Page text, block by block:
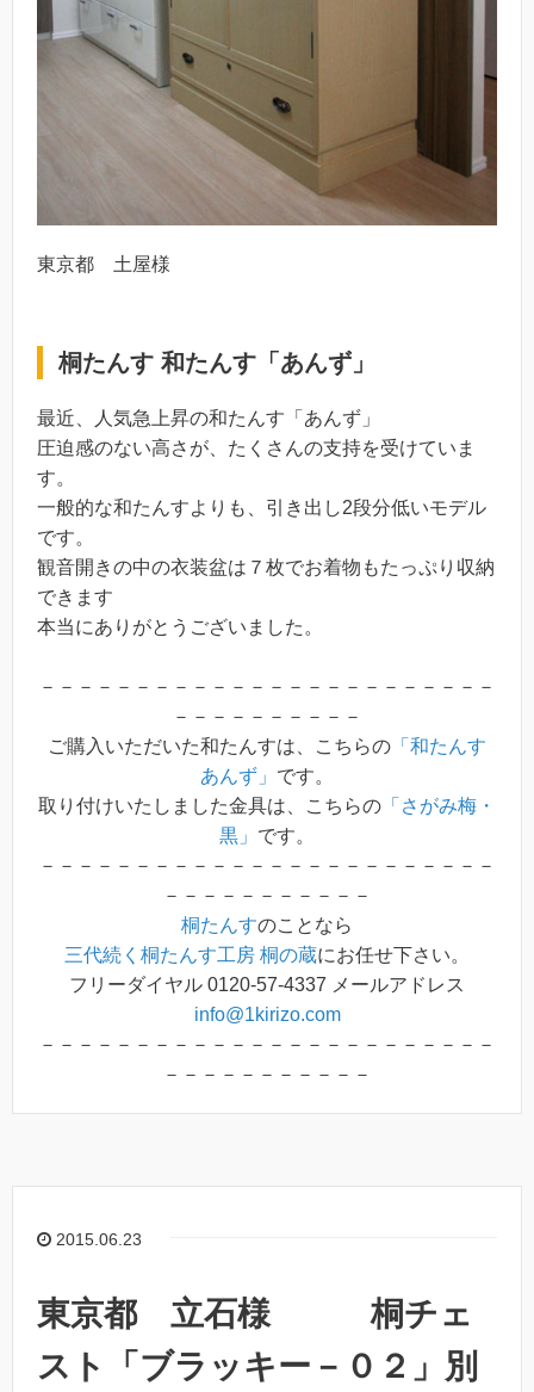
東京都 土屋様
桐たんす 和たんす「あんず」
最近、人気急上昇の和たんす「あんず」
圧迫感のない高さが、たくさんの支持を受けていま
す。
一般的な和たんすよりも、引き出し2段分低いモデル
です。
観音開きの中の衣装盆は７枚でお着物もたっぷり収納
できます
本当にありがとうございました。
－－－－－－－－－－－－－－－－－－－－－－－－
－－－－－－－－－－
ご購入いただいた和たんすは、こちらの 「和たんす
あんず」 です。
取り付けいたしました金具は、こちらの 「さがみ梅・
黒」 です。
－－－－－－－－－－－－－－－－－－－－－－－－
－－－－－－－－－－－
桐たんすのことなら
三代続く桐たんす工房 桐の蔵にお任せ下さい。
フリーダイヤル 0120-57-4337 メールアドレス
info@1kirizo.com
－－－－－－－－－－－－－－－－－－－－－－－－
－－－－－－－－－－－
2015.06.23
東京都 立石様 桐チェ
スト「ブラッキー－０２」別